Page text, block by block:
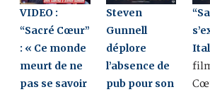
VIDEO :
“Sacré Cœur”
: « Ce monde
meurt de ne
pas se savoir
Steven
Gunnell
déplore
l’absence de
pub pour son